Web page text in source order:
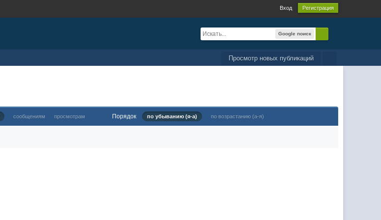
Вход Регистрация
Google поиск
Просмотр новых публикаций
сообщениям просмотрам Порядок по убыванию (я-а) по возрастанию (а-я)